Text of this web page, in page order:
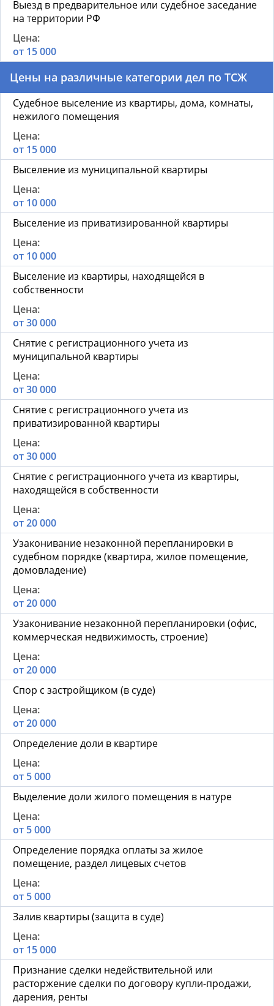
Выезд в предварительное или судебное заседание
на территории РФ
от 15 000
Цены на различные категории дел по ТСЖ
Судебное выселение из квартиры, дома, комнаты,
нежилого помещения
от 15 000
Выселение из муниципальной квартиры
от 10 000
Выселение из приватизированной квартиры
от 10 000
Выселение из квартиры, находящейся в
собственности
от 30 000
Снятие с регистрационного учета из
муниципальной квартиры
от 30 000
Снятие с регистрационного учета из
приватизированной квартиры
от 30 000
Снятие с регистрационного учета из квартиры,
находящейся в собственности
от 20 000
Узаконивание незаконной перепланировки в
судебном порядке (квартира, жилое помещение,
домовладение)
от 20 000
Узаконивание незаконной перепланировки (офис,
коммерческая недвижимость, строение)
от 20 000
Спор с застройщиком (в суде)
от 20 000
Определение доли в квартире
от 5 000
Выделение доли жилого помещения в натуре
от 5 000
Определение порядка оплаты за жилое
помещение, раздел лицевых счетов
от 5 000
Залив квартиры (защита в суде)
от 15 000
Признание сделки недействительной или
расторжение сделки по договору купли-продажи,
дарения, ренты